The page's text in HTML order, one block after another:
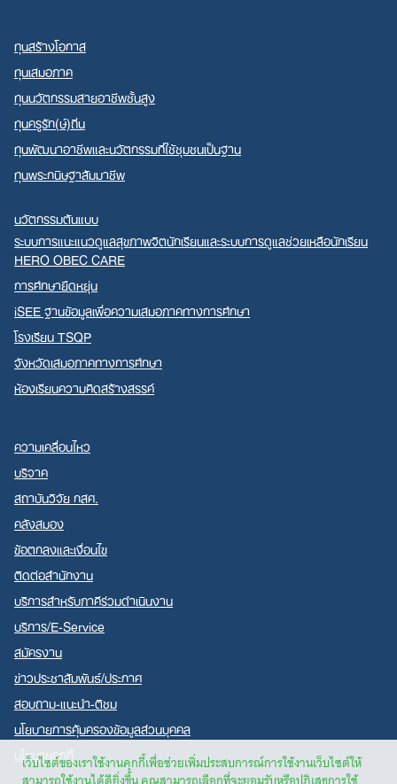
เว็บไซต์ของเราใช้งานคุกกี้เพื่อช่วยเพิ่มประสบการณ์การใช้งานเว็บไซต์ให้
ทุนสร้างโอกาส
ทุนเสมอภาค
ทุนนวัตกรรมสายอาชีพชั้นสูง
ทุนครูรัก(ษ์)ถิ่น
ทุนพัฒนาอาชีพและนวัตกรรมที่ใช้ชุมชนเป็นฐาน
ทุนพระกนิษฐาสัมมาชีพ
นวัตกรรมต้นแบบ
ระบบการแนะแนวดูแลสุขภาพจิตนักเรียนและระบบการดูแลช่วยเหลือนักเรียน
HERO OBEC CARE
การศึกษายืดหยุ่น
iSEE ฐานข้อมูลเพื่อความเสมอภาคทางการศึกษา
โรงเรียน TSQP
จังหวัดเสมอภาคทางการศึกษา
ห้องเรียนความคิดสร้างสรรค์
ความเคลื่อนไหว
บริจาค
สถาบันวิจัย กสศ.
คลังสมอง
ข้อตกลงและเงื่อนไข
ติดต่อสำนักงาน
บริการสำหรับภาคีร่วมดำเนินงาน
บริการ/E-Service
สมัครงาน
ข่าวประชาสัมพันธ์/ประกาศ
สอบถาม-แนะนำ-ติชม
นโยบายการคุ้มครองข้อมูลส่วนบุคคล
นโยบายคุกกี้